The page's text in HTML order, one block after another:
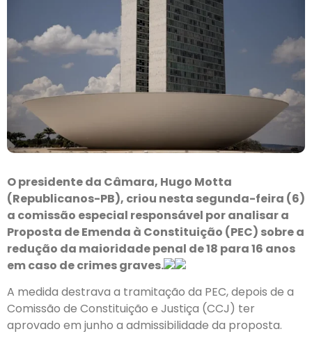
O presidente da Câmara, Hugo Motta
(Republicanos-PB), criou nesta segunda-feira (6)
a comissão especial responsável por analisar a
Proposta de Emenda à Constituição (PEC) sobre a
redução da maioridade penal de 18 para 16 anos
em caso de crimes graves.
A medida destrava a tramitação da PEC, depois de a
Comissão de Constituição e Justiça (CCJ) ter
aprovado em junho a admissibilidade da proposta.